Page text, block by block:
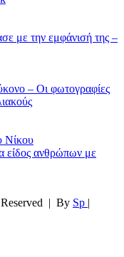
με την εμφάνισή της –
– Οι φωτογραφίες
Νίκου
είδος ανθρώπων με
| By Sp |